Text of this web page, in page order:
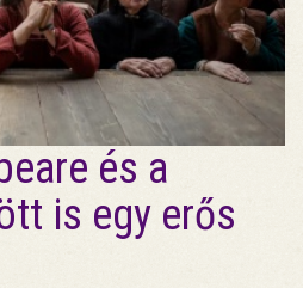
és a
is egy erős